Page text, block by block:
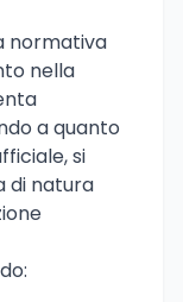
normativa
nella
a quanto
si
di natura